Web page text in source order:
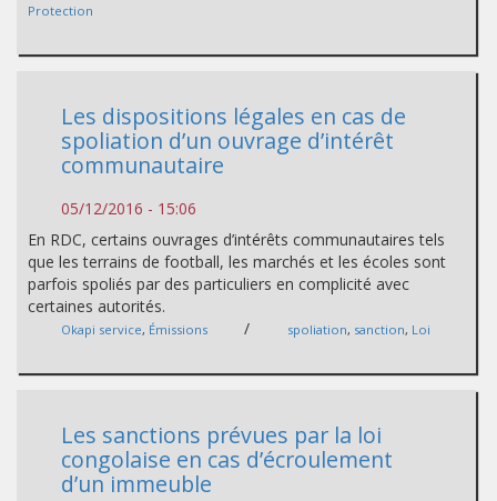
Protection
Les dispositions légales en cas de
spoliation d’un ouvrage d’intérêt
communautaire
05/12/2016 - 15:06
En RDC, certains ouvrages d’intérêts communautaires tels
que les terrains de football, les marchés et les écoles sont
parfois spoliés par des particuliers en complicité avec
certaines autorités.
Okapi service, Émissions / spoliation, sanction, Loi
Les sanctions prévues par la loi
congolaise en cas d’écroulement
d’un immeuble